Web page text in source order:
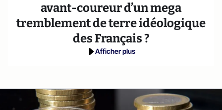
avant-coureur d’un mega
tremblement de terre idéologique
des Français ?
Afficher plus